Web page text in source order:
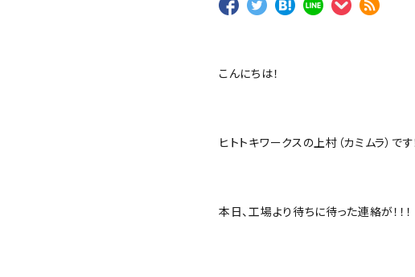
こんにちは！
ヒトトキワークスの上村（カミムラ）です
本日、工場より待ちに待った連絡が！！！